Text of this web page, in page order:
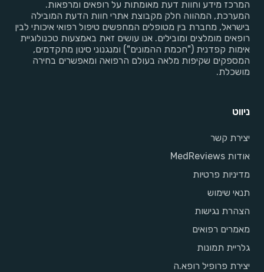
המרכז מידע וחוות דעת מאומתות על רופאים ומרפאות.
המערכת, המהווה חלק מקבוצת אתרי חוות הדעת המובילה
בישראל, מחברת בין מטופלים המחפשים טיפול רפואי איכותי לבין
רופאים מומלצים ומובילים. אנו עושים זאת באמצעות טכנולוגיית
אימות קפדנית ("חכמת ההמונים") ומנגנוני סינון מתקדמים,
המספקים שקיפות מלאה בעולם הרפואה ומאפשרים בחירה
מושכלת.
ניווט
יצירת קשר
אודות MedReviews
מדיניות פרטיות
תנאי שימוש
הצהרת נגישות
מאמרים רפואים
גלריית תמונות
יצירת פרופיל רופא.ה